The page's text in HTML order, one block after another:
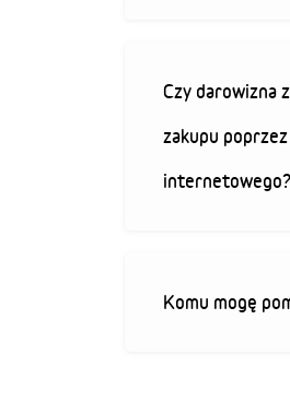
Czy darowizna
zakupu
internetowego?
Komu mogę